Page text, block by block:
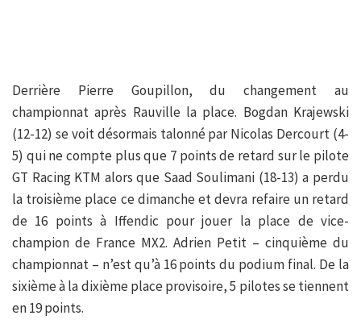
Derrière Pierre Goupillon, du changement au
championnat après Rauville la place. Bogdan Krajewski
(12-12) se voit désormais talonné par Nicolas Dercourt (4-
5) qui ne compte plus que 7 points de retard sur le pilote
GT Racing KTM alors que Saad Soulimani (18-13) a perdu
la troisième place ce dimanche et devra refaire un retard
de 16 points à Iffendic pour jouer la place de vice-
champion de France MX2. Adrien Petit – cinquième du
championnat – n’est qu’à 16 points du podium final. De la
sixième à la dixième place provisoire, 5 pilotes se tiennent
en 19 points.